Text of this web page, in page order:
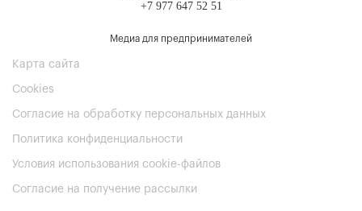
+7 977 647 52 51
Медиа для предпринимателей
Карта сайта
Cookies
Согласие на обработку персональных данных
Политика конфиденциальности
Условия использования cookie-файлов
Согласие на получение рассылки